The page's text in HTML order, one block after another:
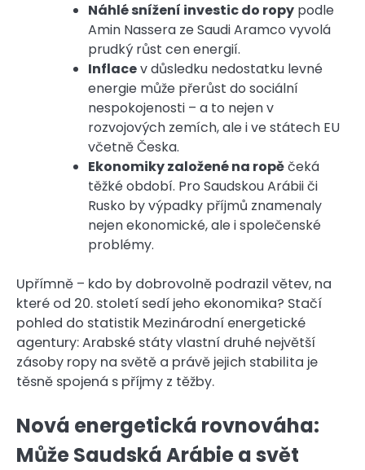
Náhlé snížení investic do ropy podle
Amin Nassera ze Saudi Aramco vyvolá
prudký růst cen energií.
Inflacev důsledku nedostatku levné
energie může přerůst do sociální
nespokojenosti – a to nejen v
rozvojových zemích, ale i ve státech EU
včetně Česka.
Ekonomiky založené na ropěčeká
těžké období. Pro Saudskou Arábii či
Rusko by výpadky příjmů znamenaly
nejen ekonomické, ale i společenské
problémy.
Upřímně – kdo by dobrovolně podrazil větev, na
které od 20. století sedí jeho ekonomika? Stačí
pohled do statistik Mezinárodní energetické
agentury: Arabské státy vlastní druhé největší
zásoby ropy na světě a právě jejich stabilita je
těsně spojená s příjmy z těžby.
Nová energetická rovnováha:
Může Saudská Arábie a svět